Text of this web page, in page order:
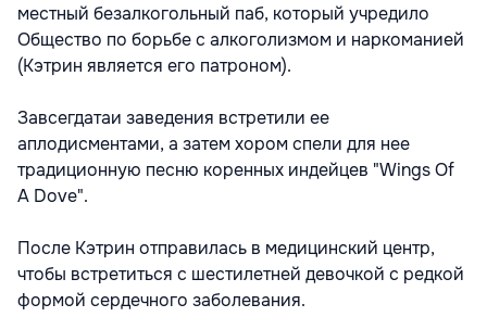
местный безалкогольный паб, который учредило
Общество по борьбе с алкоголизмом и наркоманией
(Кэтрин является его патроном).
Завсегдатаи заведения встретили ее
аплодисментами, а затем хором спели для нее
традиционную песню коренных индейцев "Wings Of
A Dove".
После Кэтрин отправилась в медицинский центр,
чтобы встретиться с шестилетней девочкой с редкой
формой сердечного заболевания.